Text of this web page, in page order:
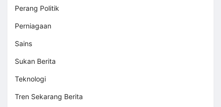
Perang Politik
Perniagaan
Sains
Sukan Berita
Teknologi
Tren Sekarang Berita